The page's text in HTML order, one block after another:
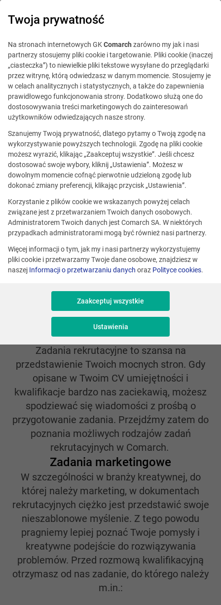
Jak wygląda rekrutacja
Zadania rekrutacyjne
w Comarch
Zadania rekrutacyjne jako
wstęp do procesu rekrutacji?
Zadania rekrutacyjne to szansa na
przedstawienie Twoich mocnych stron. Gdy
opisane w Twoim CV umiejętności i
kwalifikacje bardzo nas zaciekawią, możesz
spodziewać się wiadomości z prośbą o
przygotowanie zadania. Przejdźmy zatem do
poznania możliwych rodzajów zadań
rekrutacyjnych w Comarch.
Zadania marketingowe
W szczególności w branży kreatywnej, do
której należy marketing, w dokumentach
rekrutacyjnych ciężko jest przedstawić swoje
nieszablonowe myślenie. Z tego powodu
pragniemy lepiej poznać Twoje pomysły i
kreatywne podejście do rozwiązywania
problemów. Przed rozmową kwalifikacyjną
otrzymasz od nas zadanie, do którego należy
m.in.:
Twoja prywatność
Na stronach internetowych GKComarch zarówno my jak i nasi
partnerzy stosujemy pliki cookie i targetowanie. Pliki cookie (inaczej
„ciasteczka”) to niewielkie pliki tekstowe wysyłane do przeglądarki
przez witrynę, którą odwiedzasz w danym momencie. Stosujemy je
w celach analitycznych i statystycznych, a także do zapewnienia
prawidłowego funkcjonowania strony. Dodatkowo służą one do
dostosowywania treści marketingowych do zainteresowań
użytkowników odwiedzających nasze strony.
Szanujemy Twoją prywatność, dlatego pytamy o Twoją zgodę na
wykorzystywanie powyższych technologii. Zgodę na pliki cookie
możesz wyrazić, klikając „Zaakceptuj wszystkie”. Jeśli chcesz
dostosować swoje wybory, kliknij „Ustawienia”. Możesz w
dowolnym momencie cofnąć pierwotnie udzieloną zgodę lub
dokonać zmiany preferencji, klikając przycisk „Ustawienia”.
Korzystanie z plików cookie we wskazanych powyżej celach
związane jest z przetwarzaniem Twoich danych osobowych.
Administratorem Twoich danych jest Comarch SA. W niektórych
przypadkach administratorami mogą być również nasi partnerzy.
Więcej informacji o tym, jak my i nasi partnerzy wykorzystujemy
pliki cookie i przetwarzamy Twoje dane osobowe, znajdziesz w
naszej Informacji o przetwarzaniu danych oraz Polityce cookies.
Zaakceptuj wszystkie
Ustawienia